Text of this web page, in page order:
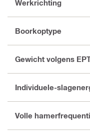
Werkrichting
Boorkoptype
Gewicht volgens
Individuele-
Volle